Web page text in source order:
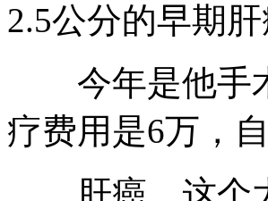
2.5公分的早期
今年是他手术
疗费用是6万，